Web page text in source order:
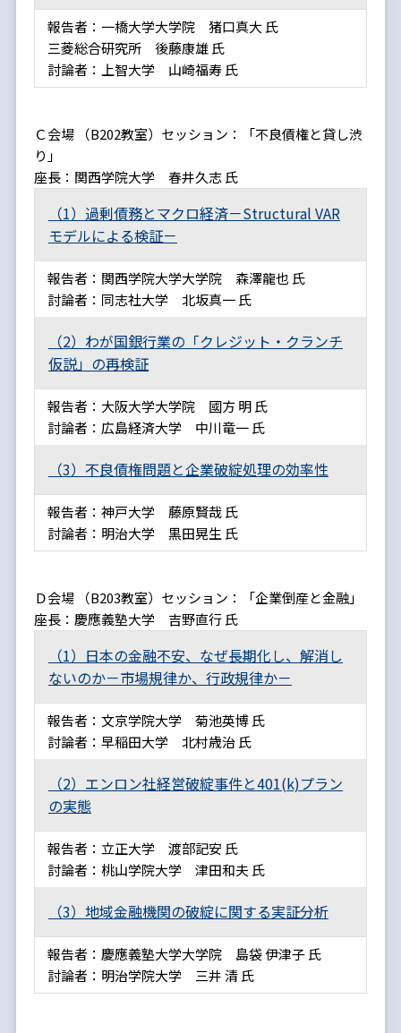
報告者：一橋大学大学院 猪口真大 氏
三菱総合研究所 後藤康雄 氏
討論者：上智大学 山崎福寿 氏
Ｃ会場 （B202教室）セッション：「不良債権と貸し渋
り」
座長：関西学院大学 春井久志 氏
（1）過剰債務とマクロ経済－Structural VAR
モデルによる検証－
報告者：関西学院大学大学院 森澤龍也 氏
討論者：同志社大学 北坂真一 氏
（2）わが国銀行業の「クレジット・クランチ
仮説」の再検証
報告者：大阪大学大学院 國方 明 氏
討論者：広島経済大学 中川竜一 氏
（3）不良債権問題と企業破綻処理の効率性
報告者：神戸大学 藤原賢哉 氏
討論者：明治大学 黒田晃生 氏
Ｄ会場 （B203教室）セッション：「企業倒産と金融」
座長：慶應義塾大学 吉野直行 氏
（1）日本の金融不安、なぜ長期化し、解消し
ないのか－市場規律か、行政規律か－
報告者：文京学院大学 菊池英博 氏
討論者：早稲田大学 北村歳治 氏
（2）エンロン社経営破綻事件と401(k)プラン
の実態
報告者：立正大学 渡部記安 氏
討論者：桃山学院大学 津田和夫 氏
（3）地域金融機関の破綻に関する実証分析
報告者：慶應義塾大学大学院 島袋 伊津子 氏
討論者：明治学院大学 三井 清 氏